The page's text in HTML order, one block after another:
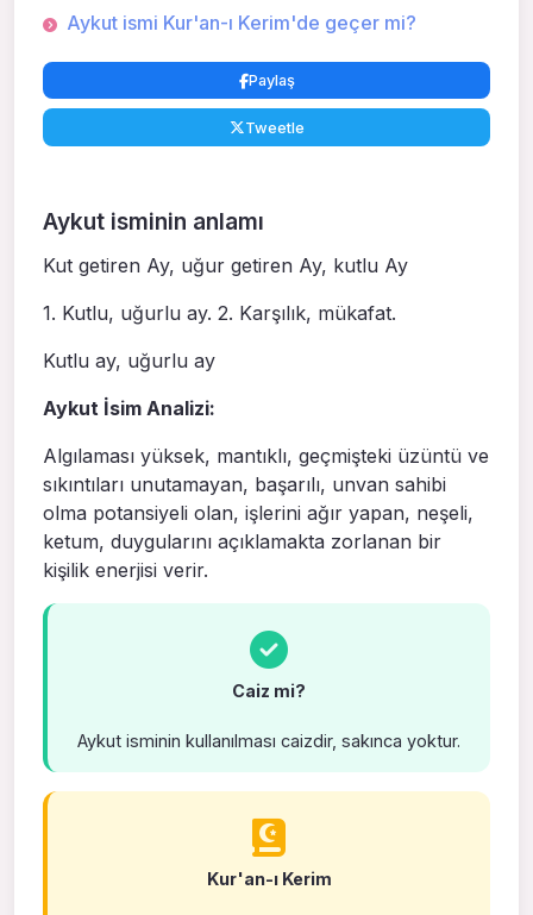
Aykut ismi Kur'an-ı Kerim'de geçer mi?
Paylaş
Tweetle
Aykut isminin anlamı
Kut getiren Ay, uğur getiren Ay, kutlu Ay
1. Kutlu, uğurlu ay. 2. Karşılık, mükafat.
Kutlu ay, uğurlu ay
Aykut İsim Analizi:
Algılaması yüksek, mantıklı, geçmişteki üzüntü ve
sıkıntıları unutamayan, başarılı, unvan sahibi
olma potansiyeli olan, işlerini ağır yapan, neşeli,
ketum, duygularını açıklamakta zorlanan bir
kişilik enerjisi verir.
Caiz mi?
Aykut isminin kullanılması caizdir, sakınca yoktur.
Kur'an-ı Kerim